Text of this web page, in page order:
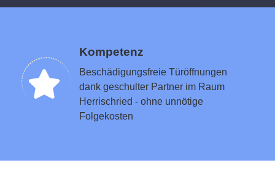
Kompetenz
Beschädigungsfreie Türöffnungen
dank geschulter Partner im Raum
Herrischried - ohne unnötige
Folgekosten